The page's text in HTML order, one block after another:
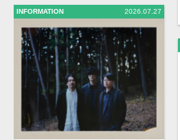
INFORMATION 2026.07.27